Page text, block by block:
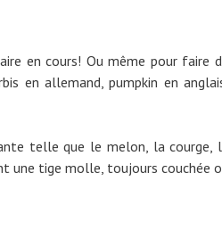
en cours! Ou même pour faire
en allemand, pumpkin en
telle que le melon, la courge,
une tige molle, toujours couchée